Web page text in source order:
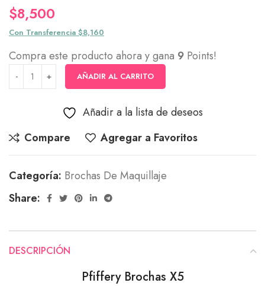
$8,500
Con Transferencia $8,160
Compra este producto ahora y gana 9 Points!
AÑADIR AL CARRITO
Añadir a la lista de deseos
Compare
Agregar a Favoritos
Categoría: Brochas De Maquillaje
Share:
DESCRIPCIÓN
Pfiffery Brochas X5